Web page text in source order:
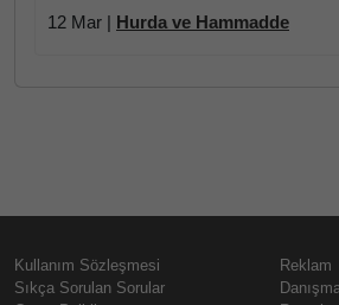
12 Mar | Hurda ve Hammadde
Kullanım Sözleşmesi
Sıkça Sorulan Sorular
Reklam